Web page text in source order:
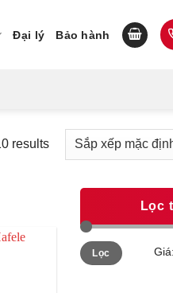
Đại lý Bảo hành
results
Lọc
Giá
tối
thiểu
Giá
tối
đa
Lọc Giá: